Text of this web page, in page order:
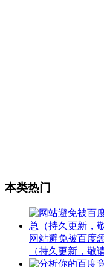
本类热门
网站避免被百度
（持久更新，敬